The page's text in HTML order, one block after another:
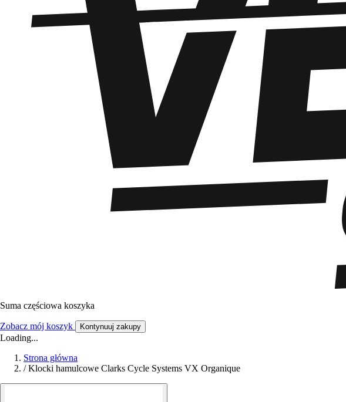
Suma częściowa koszyka
Zobacz mój koszyk Kontynuuj zakupy
Loading...
Strona główna
/ Klocki hamulcowe Clarks Cycle Systems VX Organique